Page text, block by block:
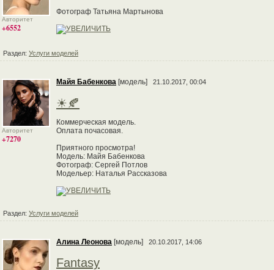
Авторитет
+6552
Фотограф Татьяна Мартынова
Раздел: Услуги моделей
Авторитет
+7270
Майя Бабенкова [модель] 21.10.2017, 00:04
☀🍂
Коммерческая модель.
Оплата почасовая.
Приятного просмотра!
Модель: Майя Бабенкова
Фотограф: Сергей Потлов
Модельер: Наталья Рассказова
Раздел: Услуги моделей
Алина Леонова [модель] 20.10.2017, 14:06
Fantasy